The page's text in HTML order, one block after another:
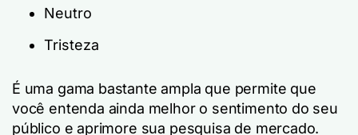
Neutro
Tristeza
É uma gama bastante ampla que permite que
você entenda ainda melhor o sentimento do seu
público e aprimore sua pesquisa de mercado.